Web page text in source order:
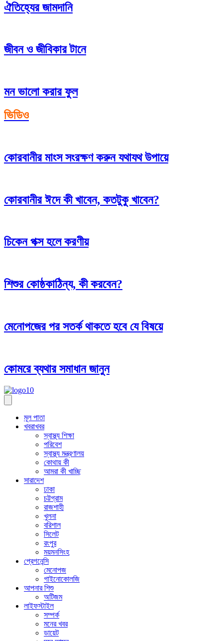
ঐতিহ্যের জামদানি
জীবন ও জীবিকার টানে
মন ভালো করার ফুল
ভিডিও
কোরবানীর মাংস সংরক্ষণ করুন যথাযথ উপায়ে
কোরবানীর ঈদে কী খাবেন, কতটুকু খাবেন?
চিকেন পক্স হলে করণীয়
শিশুর কোষ্ঠকাঠিন্য, কী করবেন?
মেনোপজের পর সতর্ক থাকতে হবে যে বিষয়ে
কোমরে ব্যথার সমাধান জানুন
মূল পাতা
খবরাখবর
স্বাস্থ্য শিক্ষা
পরিবেশ
স্বাস্থ্য মন্ত্রণালয়
কোথায় কী
আমরা কী খাচ্ছি
সারাদেশ
ঢাকা
চট্টগ্রাম
রাজশাহী
খুলনা
বরিশাল
সিলেট
রংপুর
ময়মনসিংহ
প্রেগনেন্সি
মেনোপজ
গাইনোকোলজি
আপনার শিশু
অটিজম
লাইফস্টাইল
সম্পর্ক
মনের খবর
ডায়েট